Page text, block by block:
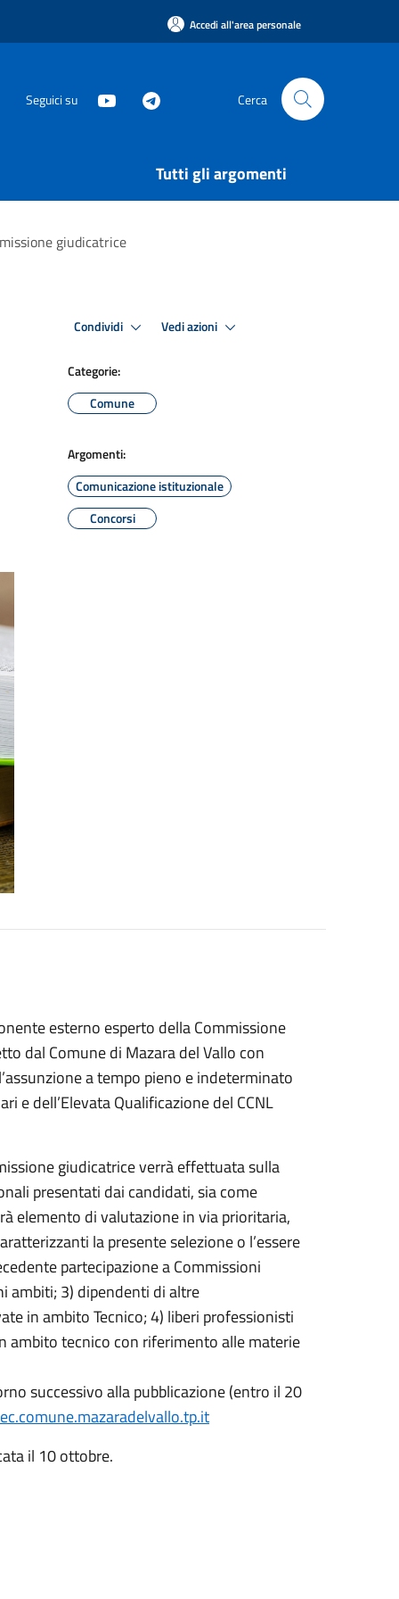
Accedi all'area personale
Seguici su Cerca
Tutti gli argomenti
giudicatrice
Condividi Vedi azioni
Categorie:
Comune
Argomenti:
Comunicazione istituzionale
Concorsi
esterno esperto della Commissione
dal Comune di Mazara del Vallo con
a tempo pieno e indeterminato
e dell’Elevata Qualificazione del CCNL
giudicatrice verrà effettuata sulla
presentati dai candidati, sia come
elemento di valutazione in via prioritaria,
la presente selezione o l’essere
partecipazione a Commissioni
ambiti; 3) dipendenti di altre
in ambito Tecnico; 4) liberi professionisti
ambito tecnico con riferimento alle materie
successivo alla pubblicazione (entro il 20
il 10 ottobre.